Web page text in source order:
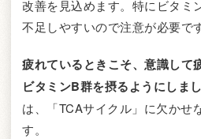
改善を見込めます。特にビタミ
不足しやすいので注意が必要です
疲れているときこそ、意識して
ビタミンB群を摂るようにしまし
は、「TCAサイクル」に欠かせ
す。